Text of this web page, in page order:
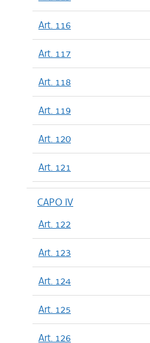
Art. 116
Art. 117
Art. 118
Art. 119
Art. 120
Art. 121
CAPO IV
Art. 122
Art. 123
Art. 124
Art. 125
Art. 126